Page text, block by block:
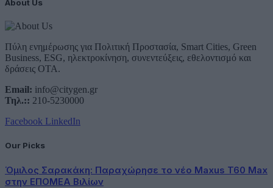
About Us
Πύλη ενημέρωσης για Πολιτική Προστασία, Smart Cities, Green
Business, ESG, ηλεκτροκίνηση, συνεντεύξεις, εθελοντισμό και
δράσεις ΟΤΑ.
Email: info@citygen.gr
Τηλ.:: 210-5230000
Facebook LinkedIn
Our Picks
Όμιλος Σαρακάκη: Παραχώρησε το νέο Maxus T60 Max
στην ΕΠΟΜΕΑ Βιλίων